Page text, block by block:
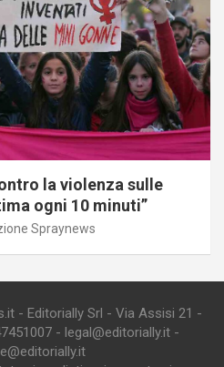
la violenza sulle
ogni 10 minuti”
Spraynews
- Editorially Srl - Via Assisi 21 -
- legal@editorially.it -